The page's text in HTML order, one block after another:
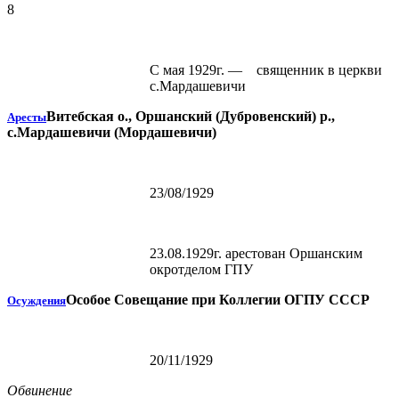
8
С мая 1929г. — священник в церкви
с.Мардашевичи
АрестыВитебская о., Оршанский (Дубровенский) р.,
с.Мардашевичи (Мордашевичи)
23/08/1929
23.08.1929г. арестован Оршанским
окротделом ГПУ
ОсужденияОсобое Совещание при Коллегии ОГПУ СССР
20/11/1929
Обвинение